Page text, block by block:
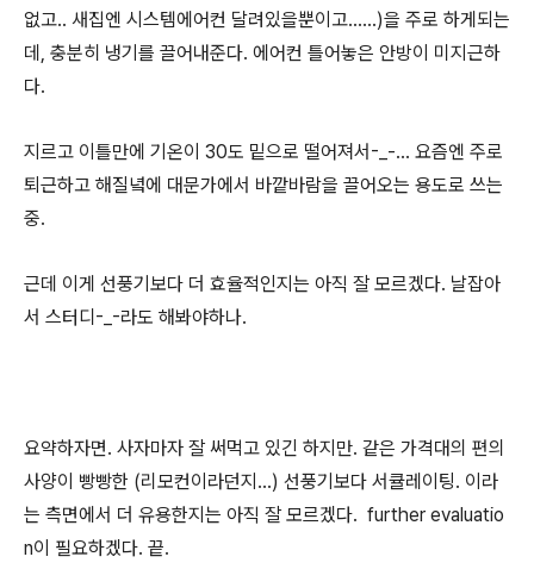
없고.. 새집엔 시스템에어컨 달려있을뿐이고......)을 주로 하게되는
데, 충분히 냉기를 끌어내준다. 에어컨 틀어놓은 안방이 미지근하
다.
지르고 이틀만에 기온이 30도 밑으로 떨어져서-_-... 요즘엔 주로
퇴근하고 해질녘에 대문가에서 바깥바람을 끌어오는 용도로 쓰는
중.
근데 이게 선풍기보다 더 효율적인지는 아직 잘 모르겠다. 날잡아
서 스터디-_-라도 해봐야하나.
요약하자면. 사자마자 잘 써먹고 있긴 하지만. 같은 가격대의 편의
사양이 빵빵한 (리모컨이라던지...) 선풍기보다 서큘레이팅. 이라
는 측면에서 더 유용한지는 아직 잘 모르겠다. further evaluatio
n이 필요하겠다. 끝.